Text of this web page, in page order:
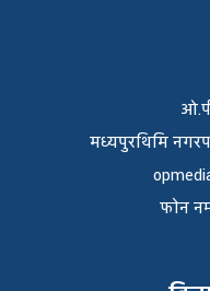
मध्यपुरथिमि
फाेन